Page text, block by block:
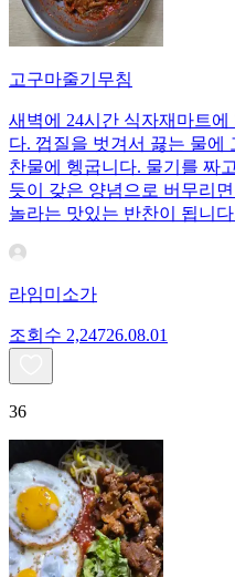
고구마줄기무침
새벽에 24시간 식자재마트
다. 껍질을 벗겨서 끓는 물에
찬물에 헹굽니다. 물기를 짜
듯이 갖은 양념으로 버무리
놀라는 맛있는 반찬이 됩니
라임미소가
조회수 2,24726.08.01
36